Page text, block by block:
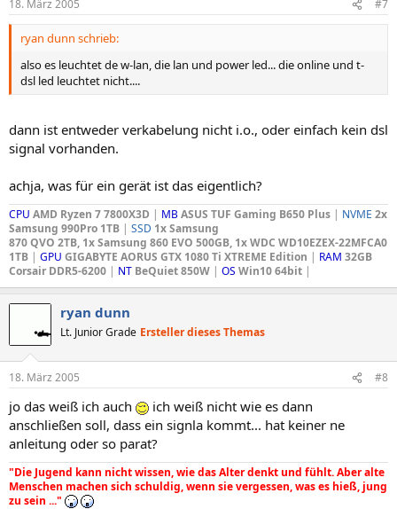
18. März 2005 #7
ryan dunn schrieb:
also es leuchtet de w-lan, die lan und power led... die online und t-
dsl led leuchtet nicht....
dann ist entweder verkabelung nicht i.o., oder einfach kein dsl
signal vorhanden.
achja, was für ein gerät ist das eigentlich?
CPU AMD Ryzen 7 7800X3D | MBASUS TUF Gaming B650 Plus | NVME 2x
Samsung 990Pro 1TB | SSD 1x Samsung
870 QVO 2TB, 1x Samsung 860 EVO 500GB, 1x WDC WD10EZEX-22MFCA0
1TB | GPU GIGABYTE AORUS GTX 1080 Ti XTREME Edition | RAM 32GB
Corsair DDR5-6200 | NT BeQuiet 850W | OS Win10 64bit |
ryan dunn
Lt. Junior Grade Ersteller dieses Themas
18. März 2005 #8
jo das weiß ich auch
ich weiß nicht wie es dann
anschließen soll, dass ein signla kommt... hat keiner ne
anleitung oder so parat?
"Die Jugend kann nicht wissen, wie das Alter denkt und fühlt. Aber alte
Menschen machen sich schuldig, wenn sie vergessen, was es hieß, jung
zu sein ..."